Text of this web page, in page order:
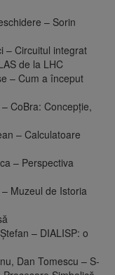
– Sorin
– Circuitul integrat
de la LHC
– Cum a început
CoBra: Concepție,
– Calculatoare
– Perspectiva
Muzeul de Istoria
– DIALISP: o
Dan Tomescu – S-